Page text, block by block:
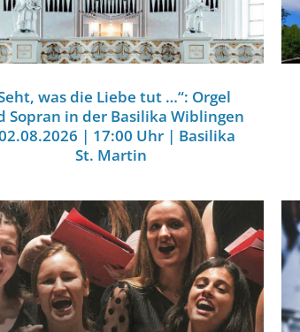
was die Liebe tut …“: Orgel
Sopran in der Basilika Wiblingen
| 17:00 Uhr | Basilika
St. Martin